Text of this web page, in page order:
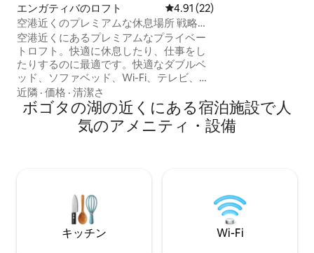
エンガティバのロフト レビュー22件、5つ星中4.91つ
4.91 (22)
空港近くのプレミアムな休息場所 戦略的
な立地
空港近くにあるプレミアムなプライベー
トロフト。快適に休息したり、仕事をし
たりするのに最適です。快適なダブルベ
ッド、ソファベッド、Wi-Fi、テレビ、お
湯付きの専用バスルーム、必要なものが
すべて揃ったキッチン（冷蔵庫、調理器
具、コーヒーメーカー、サンドイッチメ
ーカー）を備えています。空港から10分
可能です。今すぐ予約して、理想的な滞
在をお楽しみください。
近隣 · 価格 · 清潔さ
ボゴタの湖の近くにある宿泊施設で人
気のアメニティ・設備
キッチン Wi-Fi